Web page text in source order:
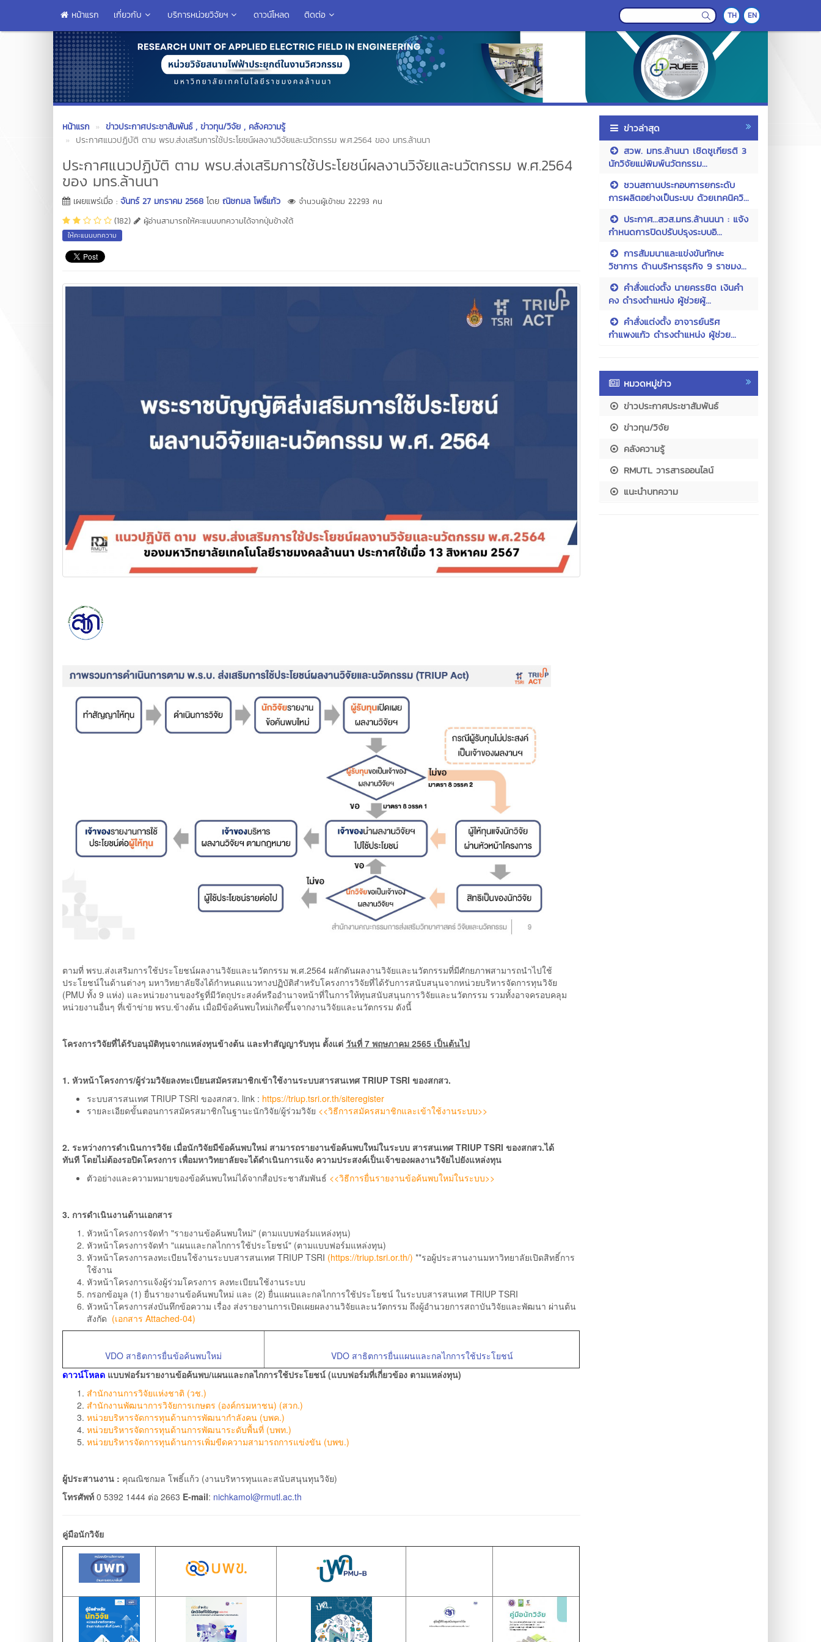
หน้าแรก เกี่ยวกับ บริการหน่วยวิจัยฯ ดาวน์โหลด ติดต่อ TH EN
หน้าแรก ข่าวประกาศประชาสัมพันธ์ , ข่าวทุน/วิจัย , คลังความรู้
ประกาศแนวปฏิบัติ ตาม พรบ.ส่งเสริมการใช้ประโยชน์ผลงานวิจัยและนวัตกรรม พ.ศ.2564 ของ มทร.ล้านนา
ประกาศแนวปฏิบัติ ตาม พรบ.ส่งเสริมการใช้ประโยชน์ผลงานวิจัยและนวัตกรรม พ.ศ.2564
ของ มทร.ล้านนา
เผยแพร่เมื่อ : จันทร์ 27 มกราคม 2568 โดย ณิชกมล โพธิ์แก้ว
จำนวนผู้เข้าชม 22293 คน
(182)
ผู้อ่านสามารถให้คะแนนบทความได้จากปุ่มข้างใต้
ให้คะแนนบทความ
ตามที่ พรบ.ส่งเสริมการใช้ประโยชน์ผลงานวิจัยและนวัตกรรม พ.ศ.2564 ผลักดันผลงานวิจัยและนวัตกรรมที่มีศักยภาพสามารถนำไปใช้
ประโยชน์ในด้านต่างๆ มหาวิทยาลัยจึงได้กำหนดแนวทางปฏิบัติสำหรับโครงการวิจัยที่ได้รับการสนับสนุนจากหน่วยบริหารจัดการทุนวิจัย
(PMU ทั้ง 9 แห่ง) และหน่วยงานของรัฐที่มีวัตถุประสงค์หรืออำนาจหน้าที่ในการให้ทุนสนับสนุนการวิจัยและนวัตกรรม รวมทั้งอาจครอบคลุม
หน่วยงานอื่นๆ ที่เข้าข่าย พรบ.ข้างต้น เมื่อมีข้อค้นพบใหม่เกิดขึ้นจากงานวิจัยและนวัตกรรม ดังนี้
โครงการวิจัยที่ได้รับอนุมัติทุนจากแหล่งทุนข้างต้น และทำสัญญารับทุน ตั้งแต่ วันที่ 7 พฤษภาคม 2565 เป็นต้นไป
1. หัวหน้าโครงการ/ผู้ร่วมวิจัยลงทะเบียนสมัครสมาชิกเข้าใช้งานระบบสารสนเทศ TRIUP TSRI ของสกสว.
ระบบสารสนเทศ TRIUP TSRI ของสกสว. link : https://triup.tsri.or.th/siteregister
รายละเอียดขั้นตอนการสมัครสมาชิกในฐานะนักวิจัย/ผู้ร่วมวิจัย <<วิธีการสมัครสมาชิกและเข้าใช้งานระบบ>>
2. ระหว่างการดำเนินการวิจัย เมื่อนักวิจัยมีข้อค้นพบใหม่ สามารถรายงานข้อค้นพบใหม่ในระบบ สารสนเทศ TRIUP TSRI ของสกสว.ได้
ทันที โดยไม่ต้องรอปิดโครงการ เพื่อมหาวิทยาลัยจะได้ดำเนินการแจ้ง ความประสงค์เป็นเจ้าของผลงานวิจัยไปยังแหล่งทุน
ตัวอย่างและความหมายของข้อค้นพบใหม่ได้จากสื่อประชาสัมพันธ์ <<วิธีการยื่นรายงานข้อค้นพบใหม่ในระบบ>>
3. การดำเนินงานด้านเอกสาร
หัวหน้าโครงการจัดทำ "รายงานข้อค้นพบใหม่" (ตามแบบฟอร์มแหล่งทุน)
หัวหน้าโครงการจัดทำ "แผนและกลไกการใช้ประโยชน์" (ตามแบบฟอร์มแหล่งทุน)
หัวหน้าโครงการลงทะเบียนใช้งานระบบสารสนเทศ TRIUP TSRI (https://triup.tsri.or.th/) **รอผู้ประสานงานมหาวิทยาลัยเปิดสิทธิ์การ
ใช้งาน
หัวหน้าโครงการแจ้งผู้ร่วมโครงการ ลงทะเบียนใช้งานระบบ
กรอกข้อมูล (1) ยื่นรายงานข้อค้นพบใหม่ และ (2) ยื่นแผนและกลไกการใช้ประโยชน์ ในระบบสารสนเทศ TRIUP TSRI
หัวหน้าโครงการส่งบันทึกข้อความ เรื่อง ส่งรายงานการเปิดเผยผลงานวิจัยและนวัตกรรม ถึงผู้อำนวยการสถาบันวิจัยและพัฒนา ผ่านต้น
สังกัด (เอกสาร Attached-04)
VDO สาธิตการยื่นข้อค้นพบใหม่
VDO สาธิตการยื่นแผนและกลไกการใช้ประโยชน์
ดาวน์โหลด แบบฟอร์มรายงานข้อค้นพบ/แผนและกลไกการใช้ประโยชน์ (แบบฟอร์มที่เกี่ยวข้อง ตามแหล่งทุน)
สำนักงานการวิจัยแห่งชาติ (วช.)
สำนักงานพัฒนาการวิจัยการเกษตร (องค์กรมหาชน) (สวก.)
หน่วยบริหารจัดการทุนด้านการพัฒนากำลังคน (บพค.)
หน่วยบริหารจัดการทุนด้านการพัฒนาระดับพื้นที่ (บพท.)
หน่วยบริหารจัดการทุนด้านการเพิ่มขีดความสามารถการแข่งขัน (บพข.)
ผู้ประสานงาน : คุณณิชกมล โพธิ์แก้ว (งานบริหารทุนและสนับสนุนทุนวิจัย)
โทรศัพท์ 0 5392 1444 ต่อ 2663 E-mail: nichkamol@rmutl.ac.th
คู่มือนักวิจัย
ข่าวล่าสุด
สวพ. มทร.ล้านนา เชิดชูเกียรติ 3
นักวิจัยแม่พิมพ์นวัตกรรม...
ชวนสถานประกอบการยกระดับ
การผลิตอย่างเป็นระบบ ด้วยเทคนิควิ...
ประกาศ...สวส.มทร.ล้านนนา : แจ้ง
กำหนดการปิดปรับปรุงระบบอิ...
การสัมมนาและแข่งขันทักษะ
วิชาการ ด้านบริหารธุรกิจ 9 ราชมง...
คำสั่งแต่งตั้ง นายครรชิต เงินคำ
คง ดำรงตำแหน่ง ผู้ช่วยผู้...
คำสั่งแต่งตั้ง อาจารย์นริศ
กำแพงแก้ว ดำรงตำแหน่ง ผู้ช่วย...
หมวดหมู่ข่าว
ข่าวประกาศประชาสัมพันธ์
ข่าวทุน/วิจัย
คลังความรู้
RMUTL วารสารออนไลน์
แนะนำบทความ